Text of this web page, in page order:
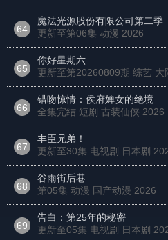
64
魔法光源股份有限公司第二季
更新至第06集 动漫 2026
65
你好星期六
更新至第20260809期 综艺 大
66
错吻惊情：侯府婢女的绝境
全集完结 短剧 古装仙侠 2026
67
丰臣兄弟！
更新至30集 电视剧 日本剧
68
谷雨街后巷
第05集 动漫 国产动漫 2026
69
告白：第25年的秘密
更新至05集 电视剧 日本剧